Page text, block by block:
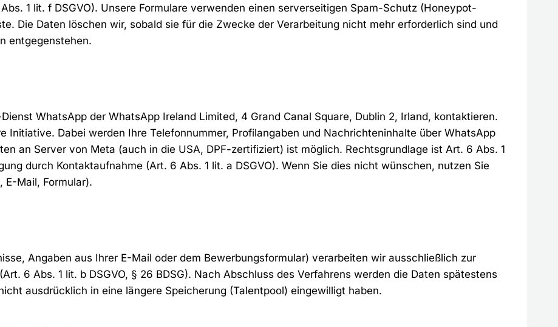
1 lit. f DSGVO). Unsere Formulare verwenden einen serverseitigen Spam-Schutz (Honeypot-
Die Daten löschen wir, sobald sie für die Zwecke der Verarbeitung nicht mehr erforderlich sind und
entgegenstehen.
WhatsApp der WhatsApp Ireland Limited, 4 Grand Canal Square, Dublin 2, Irland, kontaktieren.
Initiative. Dabei werden Ihre Telefonnummer, Profilangaben und Nachrichteninhalte über WhatsApp
an Server von Meta (auch in die USA, DPF-zertifiziert) ist möglich. Rechtsgrundlage ist Art. 6 Abs. 1
durch Kontaktaufnahme (Art. 6 Abs. 1 lit. a DSGVO). Wenn Sie dies nicht wünschen, nutzen Sie
E-Mail, Formular).
Angaben aus Ihrer E-Mail oder dem Bewerbungsformular) verarbeiten wir ausschließlich zur
6 Abs. 1 lit. b DSGVO, § 26 BDSG). Nach Abschluss des Verfahrens werden die Daten spätestens
ausdrücklich in eine längere Speicherung (Talentpool) eingewilligt haben.